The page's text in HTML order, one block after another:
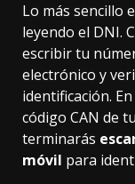
Lo más sencillo
leyendo el DNI.
escribir tu
electrónico y
identificación.
código CAN de
terminarás
móvil para